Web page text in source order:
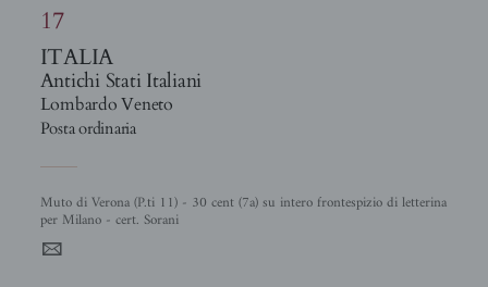
17
ITALIA
Antichi Stati Italiani
Lombardo Veneto
Posta ordinaria
Muto di Verona (P.ti 11) - 30 cent (7a) su intero frontespizio di letterina
per Milano - cert. Sorani
4